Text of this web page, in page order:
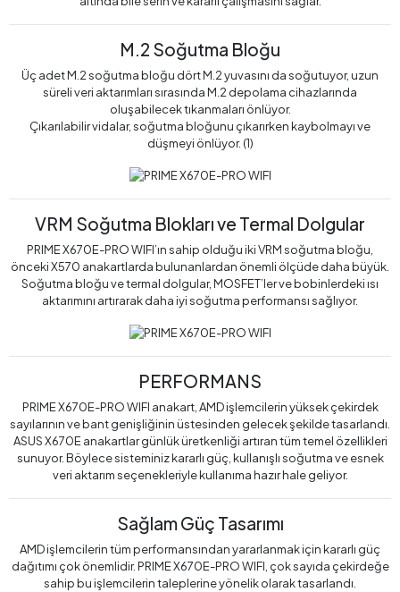
M.2 Soğutma Bloğu
Üç adet M.2 soğutma bloğu dört M.2 yuvasını da soğutuyor, uzun
süreli veri aktarımları sırasında M.2 depolama cihazlarında
oluşabilecek tıkanmaları önlüyor.
Çıkarılabilir vidalar, soğutma bloğunu çıkarırken kaybolmayı ve
düşmeyi önlüyor. (1)
VRM Soğutma Blokları ve Termal Dolgular
PRIME X670E-PRO WIFI’ın sahip olduğu iki VRM soğutma bloğu,
önceki X570 anakartlarda bulunanlardan önemli ölçüde daha büyük.
Soğutma bloğu ve termal dolgular, MOSFET’ler ve bobinlerdeki ısı
aktarımını artırarak daha iyi soğutma performansı sağlıyor.
PERFORMANS
PRIME X670E-PRO WIFI anakart, AMD işlemcilerin yüksek çekirdek
sayılarının ve bant genişliğinin üstesinden gelecek şekilde tasarlandı.
ASUS X670E anakartlar günlük üretkenliği artıran tüm temel özellikleri
sunuyor. Böylece sisteminiz kararlı güç, kullanışlı soğutma ve esnek
veri aktarım seçenekleriyle kullanıma hazır hale geliyor.
Sağlam Güç Tasarımı
AMD işlemcilerin tüm performansından yararlanmak için kararlı güç
dağıtımı çok önemlidir. PRIME X670E-PRO WIFI, çok sayıda çekirdeğe
sahip bu işlemcilerin taleplerine yönelik olarak tasarlandı.